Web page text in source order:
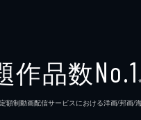
作品数No.1
制動画配信サービスにおける洋画/邦画/